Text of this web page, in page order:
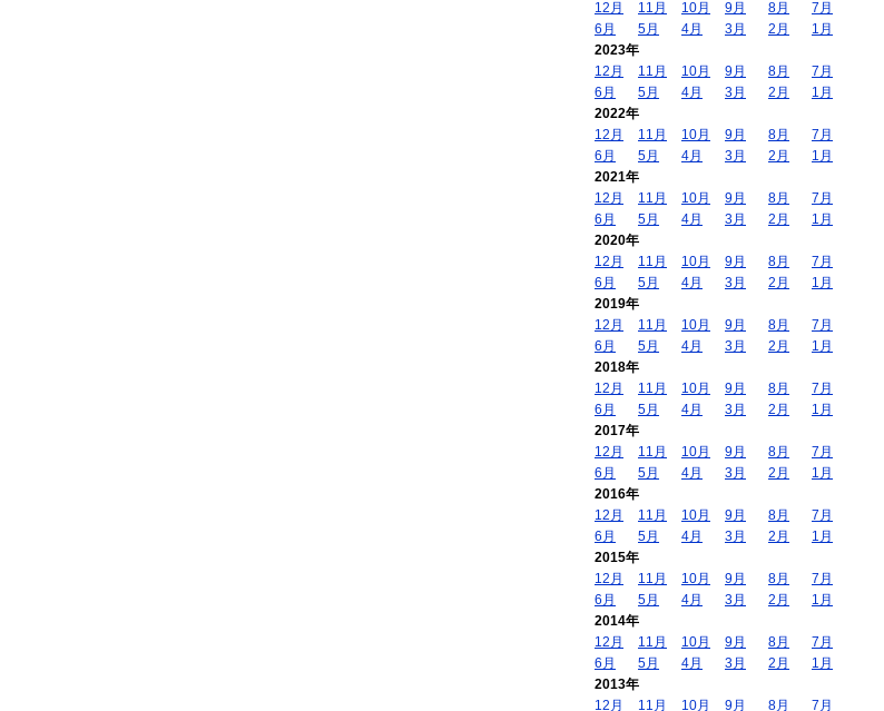
12月
11月 10月 9月 8月
7月
6月
5月 4月 3月 2月
1月
2023年
12月
11月 10月 9月 8月
7月
6月
5月 4月 3月 2月
1月
2022年
12月
11月 10月 9月 8月
7月
6月
5月 4月 3月 2月
1月
2021年
12月
11月 10月 9月 8月
7月
6月
5月 4月 3月 2月
1月
2020年
12月
11月 10月 9月 8月
7月
6月
5月 4月 3月 2月
1月
2019年
12月
11月 10月 9月 8月
7月
6月
5月 4月 3月 2月
1月
2018年
12月
11月 10月 9月 8月
7月
6月
5月 4月 3月 2月
1月
2017年
12月
11月 10月 9月 8月
7月
6月
5月 4月 3月 2月
1月
2016年
12月
11月 10月 9月 8月
7月
6月
5月 4月 3月 2月
1月
2015年
12月
11月 10月 9月 8月
7月
6月
5月 4月 3月 2月
1月
2014年
12月
11月 10月 9月 8月
7月
6月
5月 4月 3月 2月
1月
2013年
12月
11月 10月 9月 8月 7月